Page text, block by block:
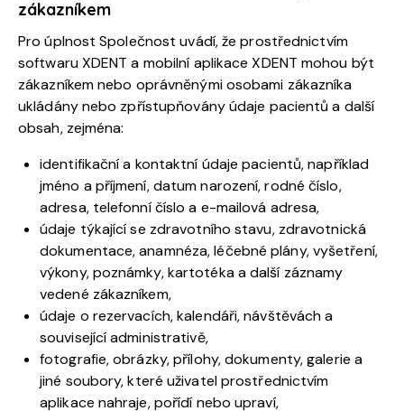
zákazníkem
Pro úplnost Společnost uvádí, že prostřednictvím
softwaru XDENT a mobilní aplikace XDENT mohou být
zákazníkem nebo oprávněnými osobami zákazníka
ukládány nebo zpřístupňovány údaje pacientů a další
obsah, zejména:
identifikační a kontaktní údaje pacientů, například
jméno a příjmení, datum narození, rodné číslo,
adresa, telefonní číslo a e-mailová adresa,
údaje týkající se zdravotního stavu, zdravotnická
dokumentace, anamnéza, léčebné plány, vyšetření,
výkony, poznámky, kartotéka a další záznamy
vedené zákazníkem,
údaje o rezervacích, kalendáři, návštěvách a
související administrativě,
fotografie, obrázky, přílohy, dokumenty, galerie a
jiné soubory, které uživatel prostřednictvím
aplikace nahraje, pořídí nebo upraví,